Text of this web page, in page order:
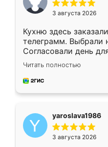
3 августа 2026
Кухню здесь
телеграмм. Выбрали
Согласовали день
недели кухня была
довольны работой.
мебель за
Читать полностью
yaroslava1986
3 августа 2026